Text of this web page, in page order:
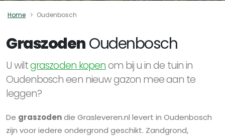
Home Oudenbosch
GraszodenOudenbosch
U wiltgraszoden kopenom bij u in de tuin in
Oudenbosch een nieuw gazon mee aan te
leggen?
De graszodendie Grasleveren.nl levert in Oudenbosch
zijn voor iedere ondergrond geschikt. Zandgrond,